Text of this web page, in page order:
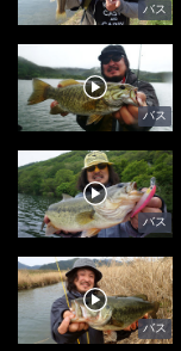
バス
バス
バス
バス